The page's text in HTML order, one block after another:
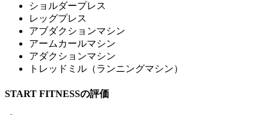
ショルダープレス
レッグプレス
アブダクションマシン
アームカールマシン
アダクションマシン
トレッドミル（ランニングマシン）
START FITNESSの評価